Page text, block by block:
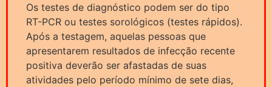
Os testes de diagnóstico podem ser do tipo
RT-PCR ou testes sorológicos (testes rápidos).
Após a testagem, aquelas pessoas que
apresentarem resultados de infecção recente
positiva deverão ser afastadas de suas
atividades pelo período mínimo de sete dias,